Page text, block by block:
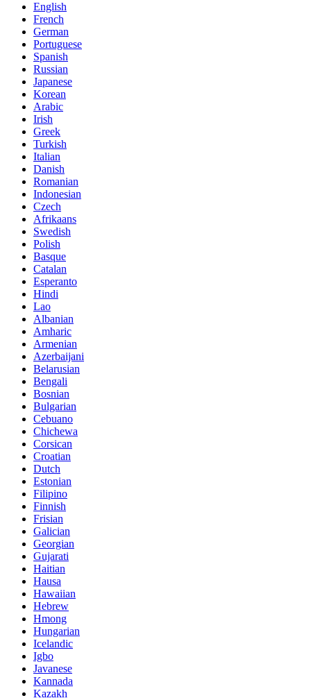
English
French
German
Portuguese
Spanish
Russian
Japanese
Korean
Arabic
Irish
Greek
Turkish
Italian
Danish
Romanian
Indonesian
Czech
Afrikaans
Swedish
Polish
Basque
Catalan
Esperanto
Hindi
Lao
Albanian
Amharic
Armenian
Azerbaijani
Belarusian
Bengali
Bosnian
Bulgarian
Cebuano
Chichewa
Corsican
Croatian
Dutch
Estonian
Filipino
Finnish
Frisian
Galician
Georgian
Gujarati
Haitian
Hausa
Hawaiian
Hebrew
Hmong
Hungarian
Icelandic
Igbo
Javanese
Kannada
Kazakh